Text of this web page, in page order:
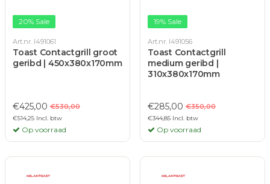
20% Sale
Art.nr. I491061
Toast Contactgrill groot
geribd | 450x380x170mm
€425,00 €530,00
€514,25 Incl. btw
Op voorraad
19% Sale
Art.nr. I491056
Toast Contactgrill
medium geribd |
310x380x170mm
€285,00 €350,00
€344,85 Incl. btw
Op voorraad